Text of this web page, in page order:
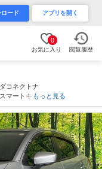
ロード アプリを開く
0
お気に入り 閲覧履歴
コネクトナ
マートキ
１６インチ
もっと見る